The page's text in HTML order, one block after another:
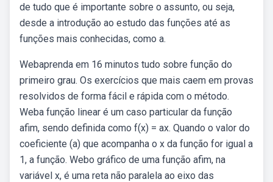
de tudo que é importante sobre o assunto, ou seja,
desde a introdução ao estudo das funções até as
funções mais conhecidas, como a.
Webaprenda em 16 minutos tudo sobre função do
primeiro grau. Os exercícios que mais caem em provas
resolvidos de forma fácil e rápida com o método.
Weba função linear é um caso particular da função
afim, sendo definida como f(x) = ax. Quando o valor do
coeficiente (a) que acompanha o x da função for igual a
1, a função. Webo gráfico de uma função afim, na
variável x, é uma reta não paralela ao eixo das